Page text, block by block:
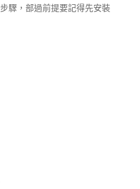
驟，部過前提要記得先安裝